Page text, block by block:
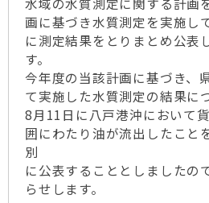
画に基づき水質測定を実施し
に測定結果をとりまとめ公表
す。
今年度の当該計画に基づき、
て実施した水質測定の結果に
8月11日に八戸港沖において
囲にわたり油が流出したこと
別
に公表することとしましたの
らせします。